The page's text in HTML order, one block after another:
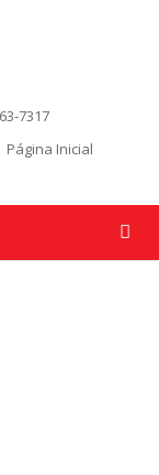
7317
Página Inicial